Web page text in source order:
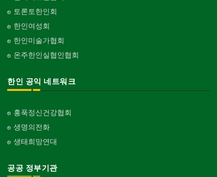
토론토한인회
한인여성회
한인미술가협회
온주한인실협인협회
한인 공익 네트워크
홍푹정신건강협회
생명의전화
생태희망연대
공공 정부기관